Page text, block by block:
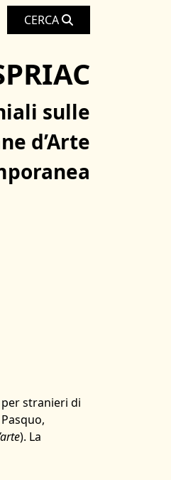
CERCA
sulle
d’Arte
stranieri di
). La